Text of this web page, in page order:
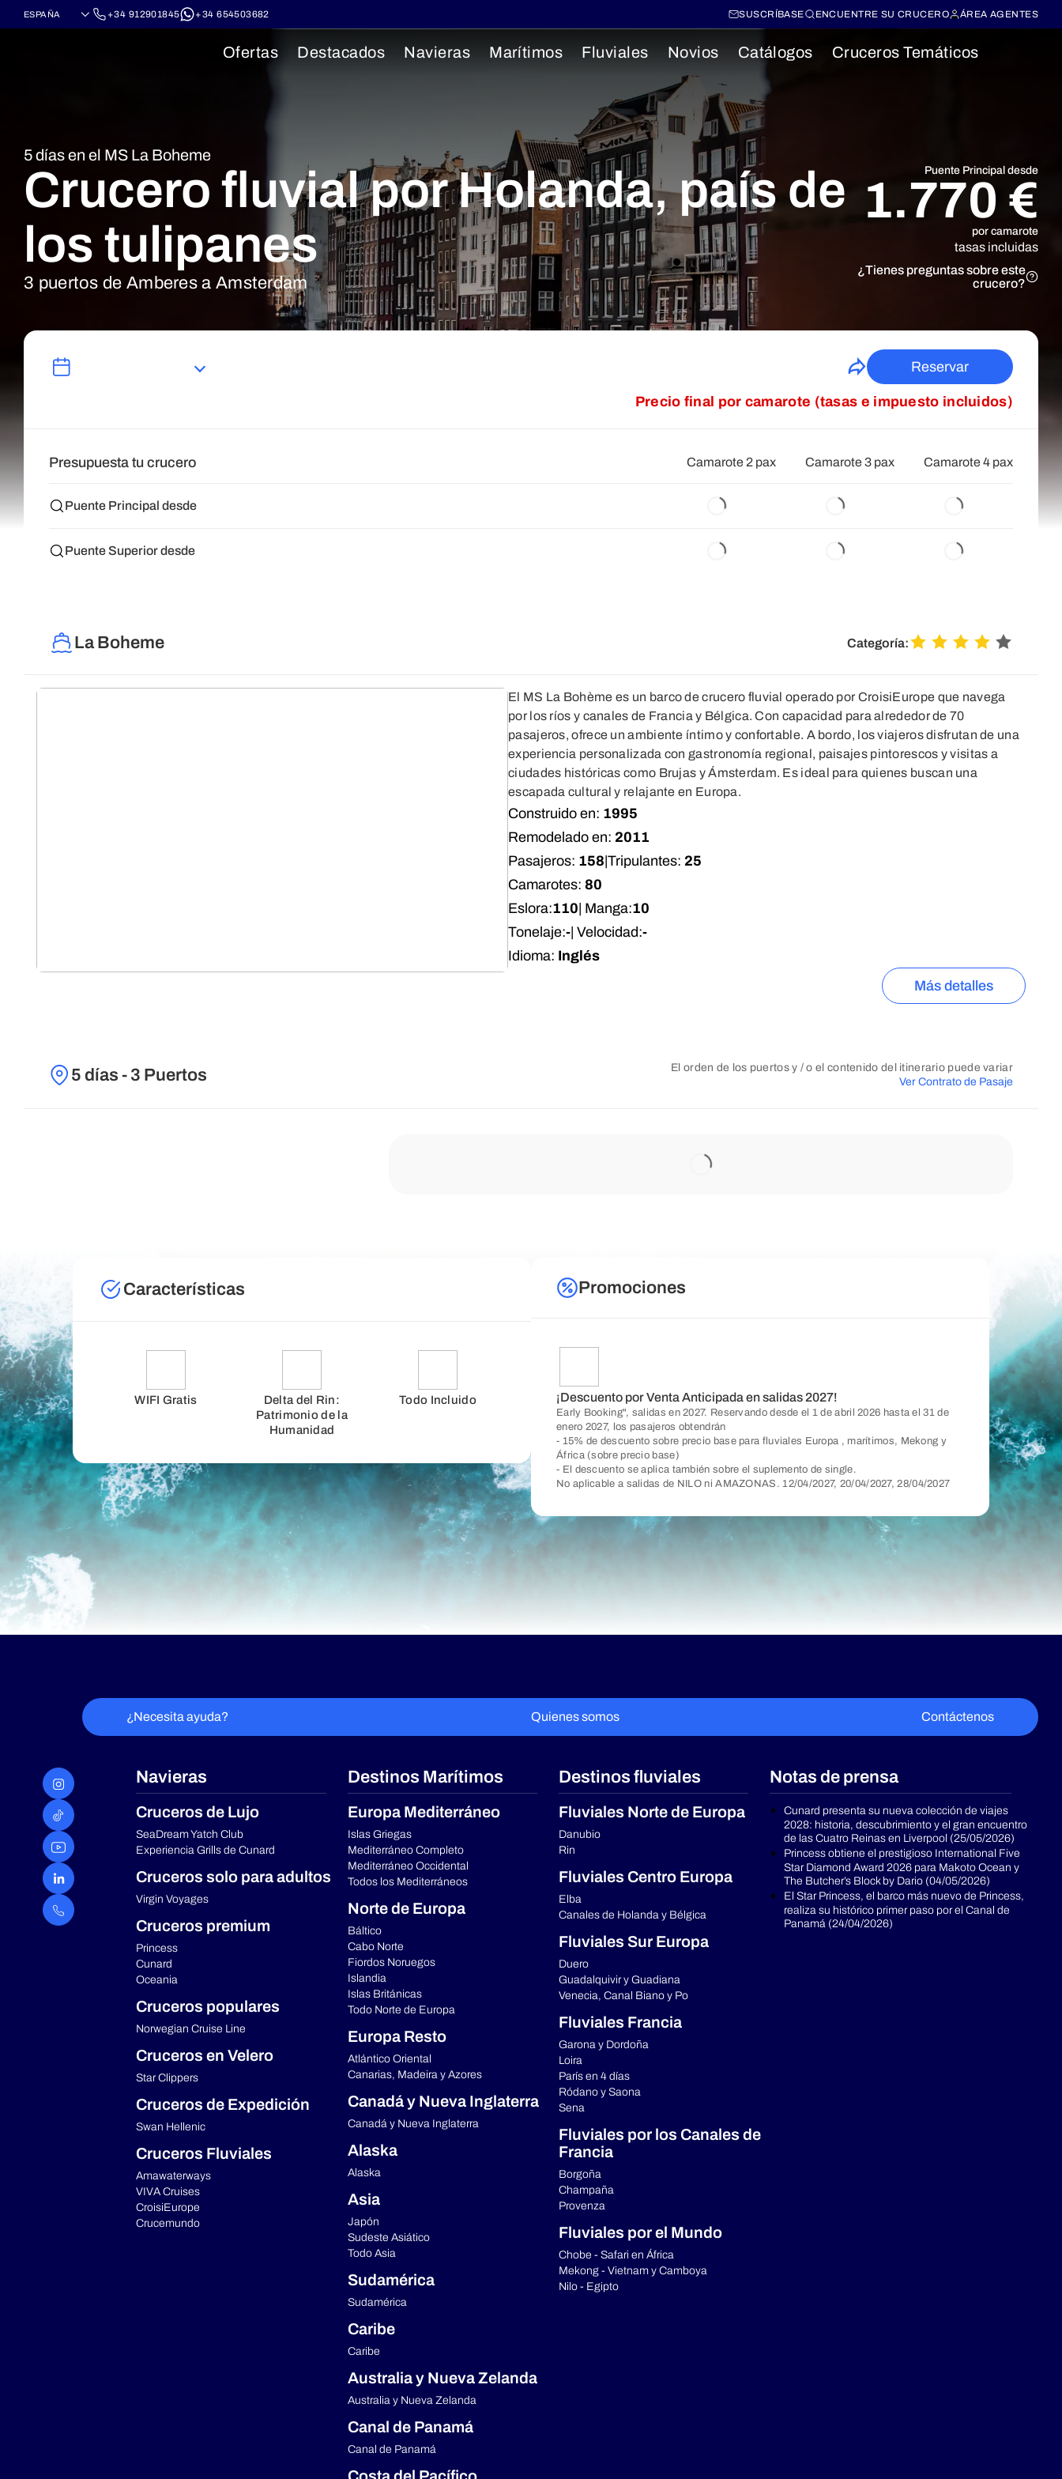
+34 912901845 +34 654503682 SUSCRÍBASE ENCUENTRE SU CRUCERO ÁREA AGENTES
Ofertas Destacados Navieras Marítimos Fluviales Novios Catálogos Cruceros Temáticos
5 días en el MS La Boheme
Crucero fluvial por Holanda, país de
los tulipanes
3 puertos de Amberes a Amsterdam
Puente Principal desde
1.770 €
por camarote
tasas incluidas
¿Tienes preguntas sobre este
crucero?
Reservar
Precio final por camarote (tasas e impuesto incluidos)
Presupuesta tu crucero Camarote 2 pax Camarote 3 pax Camarote 4 pax
Puente Principal desde
Puente Superior desde
La Boheme Categoría:
El MS La Bohème es un barco de crucero fluvial operado por CroisiEurope que navega
por los ríos y canales de Francia y Bélgica. Con capacidad para alrededor de 70
pasajeros, ofrece un ambiente íntimo y confortable. A bordo, los viajeros disfrutan de una
experiencia personalizada con gastronomía regional, paisajes pintorescos y visitas a
ciudades históricas como Brujas y Ámsterdam. Es ideal para quienes buscan una
escapada cultural y relajante en Europa.
Construido en: 1995
Remodelado en: 2011
Pasajeros: 158 Tripulantes: 25
Camarotes: 80
Eslora:110 | Manga:10
Tonelaje:- | Velocidad:-
Idioma: Inglés
Más detalles
5 días - 3 Puertos
El orden de los puertos y / o el contenido del itinerario puede variar
Ver Contrato de Pasaje
Características
WIFI Gratis
Delta del Rin:
Patrimonio de la
Humanidad
Todo Incluido
Promociones
¡Descuento por Venta Anticipada en salidas 2027!
Early Booking", salidas en 2027. Reservando desde el 1 de abril 2026 hasta el 31 de
enero 2027, los pasajeros obtendrán
- 15% de descuento sobre precio base para fluviales Europa , marítimos, Mekong y
África (sobre precio base)
- El descuento se aplica también sobre el suplemento de single.
No aplicable a salidas de NILO ni AMAZONAS. 12/04/2027, 20/04/2027, 28/04/2027
¿Necesita ayuda? Quienes somos Contáctenos
Navieras
Cruceros de Lujo
SeaDream Yatch Club
Experiencia Grills de Cunard
Cruceros solo para adultos
Virgin Voyages
Cruceros premium
Princess
Cunard
Oceania
Cruceros populares
Norwegian Cruise Line
Cruceros en Velero
Star Clippers
Cruceros de Expedición
Swan Hellenic
Cruceros Fluviales
Amawaterways
VIVA Cruises
CroisiEurope
Crucemundo
Destinos Marítimos
Europa Mediterráneo
Islas Griegas
Mediterráneo Completo
Mediterráneo Occidental
Todos los Mediterráneos
Norte de Europa
Báltico
Cabo Norte
Fiordos Noruegos
Islandia
Islas Británicas
Todo Norte de Europa
Europa Resto
Atlántico Oriental
Canarias, Madeira y Azores
Canadá y Nueva Inglaterra
Canadá y Nueva Inglaterra
Alaska
Alaska
Asia
Japón
Sudeste Asiático
Todo Asia
Sudamérica
Sudamérica
Caribe
Caribe
Australia y Nueva Zelanda
Australia y Nueva Zelanda
Canal de Panamá
Canal de Panamá
Destinos fluviales
Fluviales Norte de Europa
Danubio
Rin
Fluviales Centro Europa
Elba
Canales de Holanda y Bélgica
Fluviales Sur Europa
Duero
Guadalquivir y Guadiana
Venecia, Canal Biano y Po
Fluviales Francia
Garona y Dordoña
Loira
París en 4 días
Ródano y Saona
Sena
Fluviales por los Canales de
Francia
Borgoña
Champaña
Provenza
Fluviales por el Mundo
Chobe - Safari en África
Mekong - Vietnam y Camboya
Nilo - Egipto
Notas de prensa
Cunard presenta su nueva colección de viajes
2028: historia, descubrimiento y el gran encuentro
de las Cuatro Reinas en Liverpool (25/05/2026)
Princess obtiene el prestigioso International Five
Star Diamond Award 2026 para Makoto Ocean y
The Butcher’s Block by Dario (04/05/2026)
El Star Princess, el barco más nuevo de Princess,
realiza su histórico primer paso por el Canal de
Panamá (24/04/2026)